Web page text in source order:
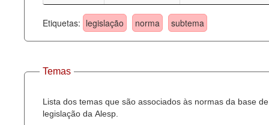
Etiquetas: legislação norma subtema
Temas
Lista dos temas que são associados às normas da base de
legislação da Alesp.